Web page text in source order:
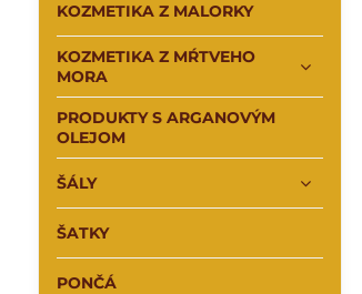
KOZMETIKA Z MALORKY
KOZMETIKA Z MŔTVEHO
MORA
PRODUKTY S ARGANOVÝM
OLEJOM
ŠÁLY
ŠATKY
PONČÁ